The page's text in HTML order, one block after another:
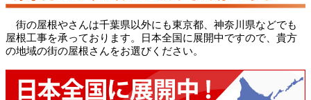
街の屋根やさんは千葉県以外にも東京都、神奈川県などでも
屋根工事を承っております。日本全国に展開中ですので、貴方
の地域の街の屋根さんをお選びください。